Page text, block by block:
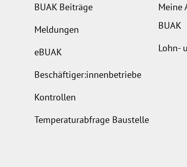
BUAK Beiträge
Meldungen
eBUAK
Beschäftiger:innenbetriebe
Kontrollen
Temperaturabfrage Baustelle
Meine
BUAK
Lohn-